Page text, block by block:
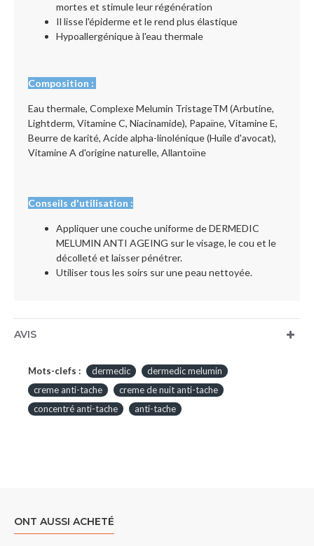
mortes et stimule leur régénération
Il lisse l'épiderme et le rend plus élastique
Hypoallergénique à l'eau thermale
Composition :
Eau thermale, Complexe Melumin TristageTM (Arbutine,
Lightderm, Vitamine C, Niacinamide), Papaïne, Vitamine E,
Beurre de karité, Acide alpha-linolénique (Huile d'avocat),
Vitamine A d'origine naturelle, Allantoïne
Conseils d'utilisation :
Appliquer une couche uniforme de DERMEDIC
MELUMIN ANTI AGEING sur le visage, le cou et le
décolleté et laisser pénétrer.
Utiliser tous les soirs sur une peau nettoyée.
AVIS
Mots-clefs : dermedic
dermedic melumin
creme anti-tache
creme de nuit anti-tache
concentré anti-tache
anti-tache
ONT AUSSI ACHETÉ